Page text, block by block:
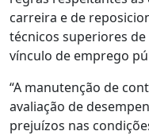
carreira e de
técnicos superiores
vínculo de emprego
“A manutenção de
avaliação de
prejuízos nas